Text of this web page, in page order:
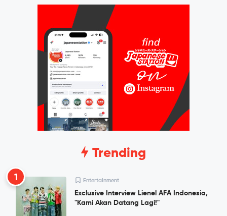
Trending
1 Entertainment
Exclusive Interview Lienel AFA Indonesia,
"Kami Akan Datang Lagi!"